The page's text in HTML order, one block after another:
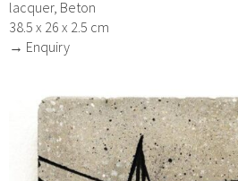
lacquer, Beton
38.5 x 26 x 2.5 cm
→ Enquiry